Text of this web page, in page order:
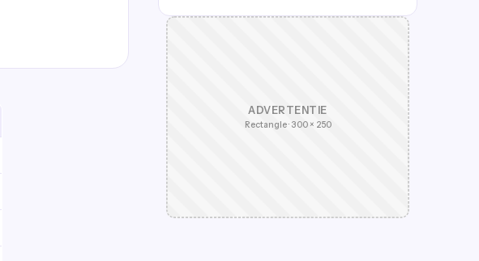
ADVERTENTIE
Rectangle · 300 × 250